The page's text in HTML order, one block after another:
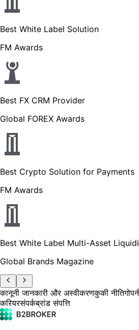
Best White Label Solution
FM Awards
Best FX CRM Provider
Global FOREX Awards
Best Crypto Solution for Payments
FM Awards
Best White Label Multi-Asset
Global Brands Magazine
कानूनी जानकारी और अस्वीकरणकुकी नीति
करियरसंपर्कब्रांड संपत्ति